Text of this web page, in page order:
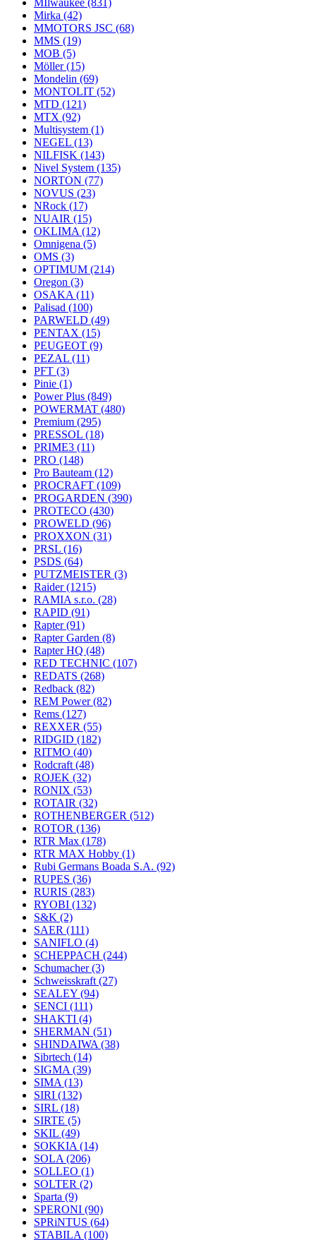
MIlwaukee (831)
Mirka (42)
MMOTORS JSC (68)
MMS (19)
MOB (5)
Möller(15)
Mondelin (69)
MONTOLIT (52)
MTD (121)
MTX (92)
Multisystem (1)
NEGEL (13)
NILFISK (143)
Nivel System (135)
NORTON (77)
NOVUS (23)
NRock (17)
NUAIR (15)
OKLIMA (12)
Omnigena (5)
OMS (3)
OPTIMUM (214)
Oregon (3)
OSAKA (11)
Palisad (100)
PARWELD (49)
PENTAX (15)
PEUGEOT (9)
PEZAL (11)
PFT (3)
Pinie (1)
Power Plus (849)
POWERMAT (480)
Premium (295)
PRESSOL (18)
PRIME3 (11)
PRO (148)
Pro Bauteam (12)
PROCRAFT (109)
PROGARDEN (390)
PROTECO (430)
PROWELD (96)
PROXXON (31)
PRSL (16)
PSDS (64)
PUTZMEISTER (3)
Raider(1215)
RAMIA s.r.o. (28)
RAPID (91)
Rapter(91)
Rapter Garden (8)
Rapter HQ (48)
RED TECHNIC (107)
REDATS (268)
Redback (82)
REM Power(82)
Rems (127)
REXXER (55)
RIDGID (182)
RITMO (40)
Rodcraft (48)
ROJEK (32)
RONIX (53)
ROTAIR (32)
ROTHENBERGER (512)
ROTOR (136)
RTR Max (178)
RTR MAX Hobby (1)
Rubi Germans Boada S.A. (92)
RUPES (36)
RURIS (283)
RYOBI (132)
S&K (2)
SAER (111)
SANIFLO (4)
SCHEPPACH (244)
Schumacher(3)
Schweisskraft (27)
SEALEY (94)
SENCI (111)
SHAKTI (4)
SHERMAN (51)
SHINDAIWA (38)
Sibrtech (14)
SIGMA (39)
SIMA (13)
SIRI (132)
SIRL (18)
SIRTE (5)
SKIL (49)
SOKKIA (14)
SOLA (206)
SOLLEO (1)
SOLTER (2)
Sparta (9)
SPERONI (90)
SPRiNTUS (64)
STABILA (100)